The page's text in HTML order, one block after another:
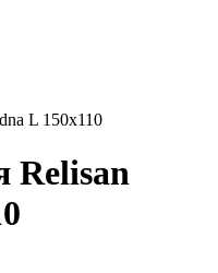
L 150x110
Relisan